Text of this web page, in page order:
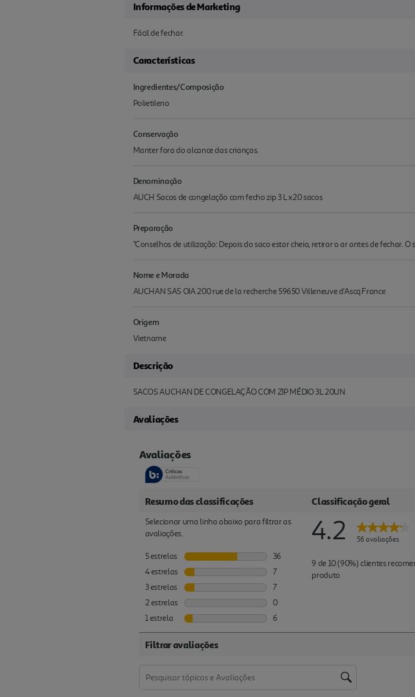
Informações de Marketing
Fácil de fechar.
Características
Ingredientes/Composição
Polietileno
Conservação
Manter fora do alcance das crianças.
Denominação
AUCH Sacos de congelação com fecho zip 3 L x20 sacos
Preparação
"Conselhos de utilização: Depois do saco estar cheio, retirar o ar antes de fechar.
Nome e Morada
AUCHAN SAS OIA 200 rue de la recherche 59650 Villeneuve d'Ascq France
Origem
Vietname
Descrição
SACOS AUCHAN DE CONGELAÇÃO COM ZIP MÉDIO 3L 20UN
Avaliações